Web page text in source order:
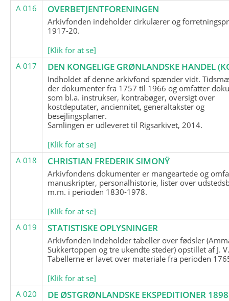
A 016 OVERBETJENTFORENINGEN
Arkivfonden indeholder cirkulærer og
1917-20.
[Klik for at se]
A 017
DEN KONGELIGE GRØNLANDSKE HANDEL
Indholdet af denne arkivfond spænder vidt.
der dokumenter fra 1757 til 1966 og omfatter
som bl.a. instrukser, kontrabøger, oversigt over
kostdeputater, anciennitet, generaltakster og
besejlingsplaner.
Samlingen er udleveret til Rigsarkivet, 2014.
[Klik for at se]
A 018
CHRISTIAN FREDERIK SIMONŸ
Arkivfondens dokumenter er mangeartede og
manuskripter, personalhistorie, lister over
m.m. i perioden 1830-1978.
[Klik for at se]
A 019
STATISTISKE OPLYSNINGER
Arkivfonden indeholder tabeller over fødsler
Sukkertoppen og tre ukendte steder) opstillet af J.
Tabellerne er lavet over materiale fra perioden
[Klik for at se]
A 020
DE ØSTGRØNLANDSKE EKSPEDITIONER